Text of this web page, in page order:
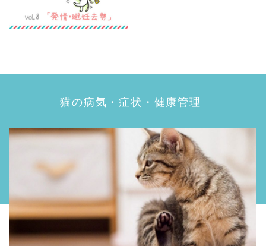
猫の病気・症状・健康管理